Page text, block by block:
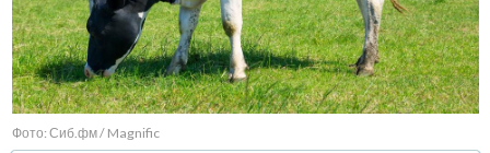
Фото: Сиб.фм / Magnific